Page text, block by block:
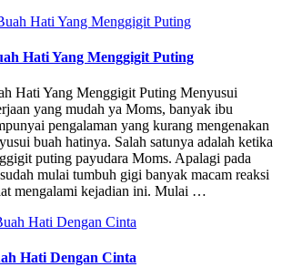
Hati Yang Menggigit Puting
Hati Yang Menggigit Puting Menyusui
yang mudah ya Moms, banyak ibu
pengalaman yang kurang mengenakan
buah hatinya. Salah satunya adalah ketika
puting payudara Moms. Apalagi pada
mulai tumbuh gigi banyak macam reaksi
mengalami kejadian ini. Mulai …
Hati Dengan Cinta